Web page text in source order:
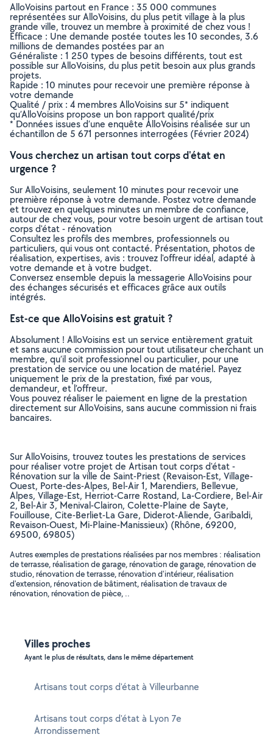
AlloVoisins partout en France : 35 000 communes
représentées sur AlloVoisins, du plus petit village à la plus
grande ville, trouvez un membre à proximité de chez vous !
Efficace : Une demande postée toutes les 10 secondes, 3.6
millions de demandes postées par an
Généraliste : 1 250 types de besoins différents, tout est
possible sur AlloVoisins, du plus petit besoin aux plus grands
projets.
Rapide : 10 minutes pour recevoir une première réponse à
votre demande
Qualité / prix : 4 membres AlloVoisins sur 5* indiquent
qu’AlloVoisins propose un bon rapport qualité/prix
* Données issues d’une enquête AlloVoisins réalisée sur un
échantillon de 5 671 personnes interrogées (Février 2024)
Vous cherchez un artisan tout corps d'état en
urgence ?
Sur AlloVoisins, seulement 10 minutes pour recevoir une
première réponse à votre demande. Postez votre demande
et trouvez en quelques minutes un membre de confiance,
autour de chez vous, pour votre besoin urgent de artisan tout
corps d'état - rénovation
Consultez les profils des membres, professionnels ou
particuliers, qui vous ont contacté. Présentation, photos de
réalisation, expertises, avis : trouvez l'offreur idéal, adapté à
votre demande et à votre budget.
Conversez ensemble depuis la messagerie AlloVoisins pour
des échanges sécurisés et efficaces grâce aux outils
intégrés.
Est-ce que AlloVoisins est gratuit ?
Absolument ! AlloVoisins est un service entièrement gratuit
et sans aucune commission pour tout utilisateur cherchant un
membre, qu’il soit professionnel ou particulier, pour une
prestation de service ou une location de matériel. Payez
uniquement le prix de la prestation, fixé par vous,
demandeur, et l’offreur.
Vous pouvez réaliser le paiement en ligne de la prestation
directement sur AlloVoisins, sans aucune commission ni frais
bancaires.
Sur AlloVoisins, trouvez toutes les prestations de services
pour réaliser votre projet de Artisan tout corps d'état -
Rénovation sur la ville de Saint-Priest (Revaison-Est, Village-
Ouest, Porte-des-Alpes, Bel-Air 1, Marendiers, Bellevue,
Alpes, Village-Est, Herriot-Carre Rostand, La-Cordiere, Bel-Air
2, Bel-Air 3, Menival-Clairon, Colette-Plaine de Sayte,
Fouillouse, Cite-Berliet-La Gare, Diderot-Aliende, Garibaldi,
Revaison-Ouest, Mi-Plaine-Manissieux) (Rhône, 69200,
69500, 69805)
Autres exemples de prestations réalisées par nos membres : réalisation
de terrasse, réalisation de garage, rénovation de garage, rénovation de
studio, rénovation de terrasse, rénovation d'intérieur, réalisation
d'extension, rénovation de bâtiment, réalisation de travaux de
rénovation, rénovation de pièce, ..
Villes proches
Ayant le plus de résultats, dans le même département
Artisans tout corps d'état à Villeurbanne
Artisans tout corps d'état à Lyon 7e
Arrondissement